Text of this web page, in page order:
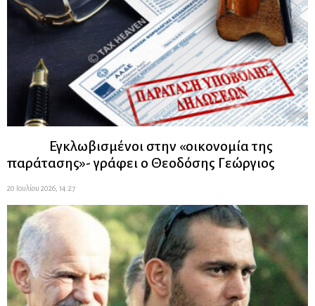
Εγκλωβισμένοι στην «οικονομία της
παράτασης»- γράφει ο Θεοδόσης Γεώργιος
20 Ιουλίου 2026, 14:27